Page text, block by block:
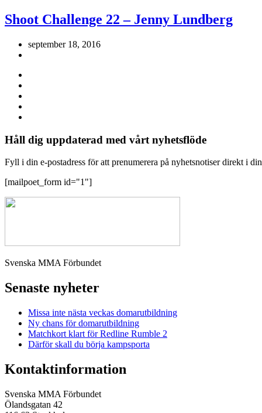
Shoot Challenge 22 – Jenny Lundberg
september 18, 2016
Håll dig uppdaterad med vårt nyhetsflöde
Fyll i din e-postadress för att prenumerera på nyhetsnotiser direkt i
[mailpoet_form id="1"]
Svenska MMA Förbundet
Senaste nyheter
Missa inte nästa veckas domarutbildning
Ny chans för domarutbildning
Matchkort klart för Redline Rumble 2
Därför skall du börja kampsporta
Kontaktinformation
Svenska MMA Förbundet
Ölandsgatan 42